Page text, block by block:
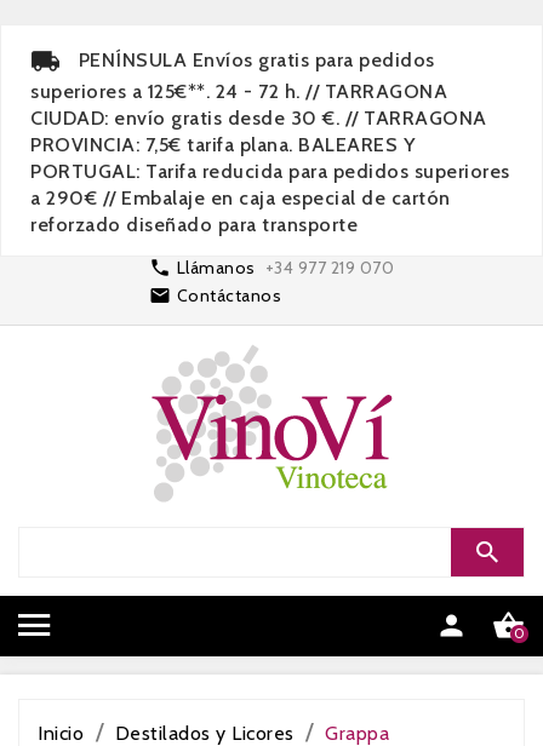
PENÍNSULA Envíos gratis para pedidos
superiores a 125€**. 24 - 72 h. // TARRAGONA
CIUDAD: envío gratis desde 30 €. // TARRAGONA
PROVINCIA: 7,5€ tarifa plana. BALEARES Y
PORTUGAL: Tarifa reducida para pedidos superiores
a 290€ // Embalaje en caja especial de cartón
reforzado diseñado para transporte
 Llámanos
+34 977 219 070
 Contáctanos
 
0
Inicio Destilados y Licores Grappa